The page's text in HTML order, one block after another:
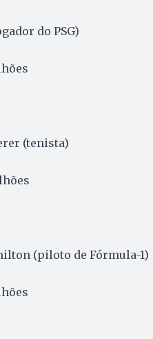
do PSG)
(tenista)
(piloto de Fórmula-1)